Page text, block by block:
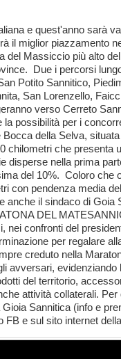
e quest'anno sarà
il miglior piazzamento
Massiccio più alto
Due i percorsi
Potito Sannitico,
San Lorenzello,
verso Cerreto
possibilità per i
della Selva,
chilometri che presenta
disperse nella prima
del 10%.​ ​ Coloro che
con pendenza media
il sindaco di Goia
DEL
nei confronti del
per regalare
creduto nella
avversari, evidenziando
del territorio,
attività collaterali.
Sannitica (info e
FB e sul sito internet